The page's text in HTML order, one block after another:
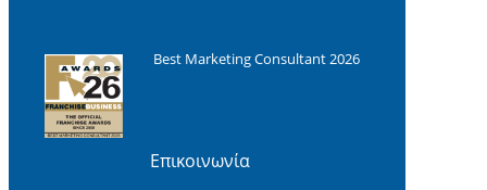
Best Marketing Consultant 2026
Επικοινωνία